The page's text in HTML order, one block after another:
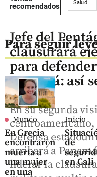
recomendados
Salud
Para seguir
Mundo
En Grecia
encontraron
muerta a
una mujer
en una
Inicio
de
en Cali
Jefe del
clausurará
para
Panamá: así
En su segunda
Defensa
arribará a
liderar la